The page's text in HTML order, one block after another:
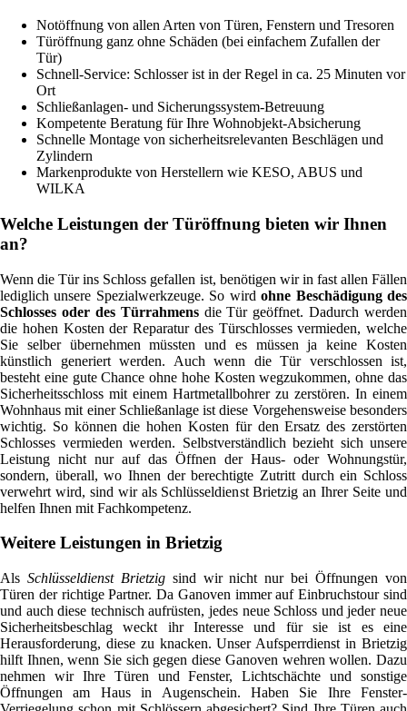
Notöffnung von allen Arten von Türen, Fenstern und Tresoren
Türöffnung ganz ohne Schäden (bei einfachem Zufallen der
Tür)
Schnell-Service: Schlosser ist in der Regel in ca. 25 Minuten vor
Ort
Schließanlagen- und Sicherungssystem-Betreuung
Kompetente Beratung für Ihre Wohnobjekt-Absicherung
Schnelle Montage von sicherheitsrelevanten Beschlägen und
Zylindern
Markenprodukte von Herstellern wie KESO, ABUS und
WILKA
Welche Leistungen der Türöffnung bieten wir Ihnen
an?
Wenn die Tür ins Schloss gefallen ist, benötigen wir in fast allen Fällen
lediglich unsere Spezialwerkzeuge. So wirdohne Beschädigung des
Schlosses oder des Türrahmensdie Tür geöffnet. Dadurch werden
die hohen Kosten der Reparatur des Türschlosses vermieden, welche
Sie selber übernehmen müssten und es müssen ja keine Kosten
künstlich generiert werden. Auch wenn die Tür verschlossen ist,
besteht eine gute Chance ohne hohe Kosten wegzukommen, ohne das
Sicherheitsschloss mit einem Hartmetallbohrer zu zerstören. In einem
Wohnhaus mit einer Schließanlage ist diese Vorgehensweise besonders
wichtig. So können die hohen Kosten für den Ersatz des zerstörten
Schlosses vermieden werden. Selbstverständlich bezieht sich unsere
Leistung nicht nur auf das Öffnen der Haus- oder Wohnungstür,
sondern, überall, wo Ihnen der berechtigte Zutritt durch ein Schloss
verwehrt wird, sind wir als Schlüsseldienst Brietzig an Ihrer Seite und
helfen Ihnen mit Fachkompetenz.
Weitere Leistungen in Brietzig
Als Schlüsseldienst Brietzigsind wir nicht nur bei Öffnungen von
Türen der richtige Partner. Da Ganoven immer auf Einbruchstour sind
und auch diese technisch aufrüsten, jedes neue Schloss und jeder neue
Sicherheitsbeschlag weckt ihr Interesse und für sie ist es eine
Herausforderung, diese zu knacken. Unser Aufsperrdienst in Brietzig
hilft Ihnen, wenn Sie sich gegen diese Ganoven wehren wollen. Dazu
nehmen wir Ihre Türen und Fenster, Lichtschächte und sonstige
Öffnungen am Haus in Augenschein. Haben Sie Ihre Fenster-